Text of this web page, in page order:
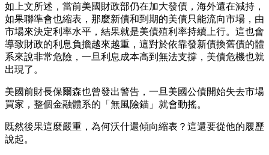
如上文所述，當前美國財政部仍在加大發債，海外還在減持，
如果聯準會也縮表，那麼新債和到期的美債只能流向市場，由
市場來決定利率水平，結果就是美債殖利率持續上行。這也會
導致財政的利息負擔越來越重，這對於依靠發新債換舊債的體
系來說非常危險，一旦利息成本高到無法支撐，美債危機也就
出現了。
美國前財長保爾森也曾發出警告，一旦美國公債開始失去市場
買家，整個金融體系的「無風險錨」就會動搖。
既然後果這麼嚴重，為何沃什還傾向縮表？這還要從他的履歷
說起。